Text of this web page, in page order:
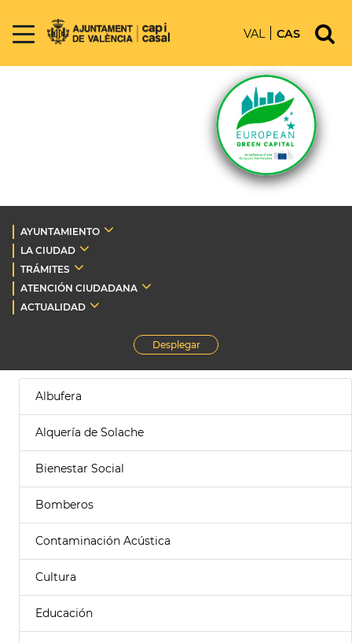
VAL CAS
AYUNTAMIENTO
LA CIUDAD
TRÁMITES
ATENCIÓN CIUDADANA
ACTUALIDAD
Desplegar
Albufera
Alquería de Solache
Bienestar Social
Bomberos
Contaminación Acústica
Cultura
Educación